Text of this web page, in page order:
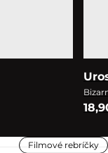
Filmové rebríčky